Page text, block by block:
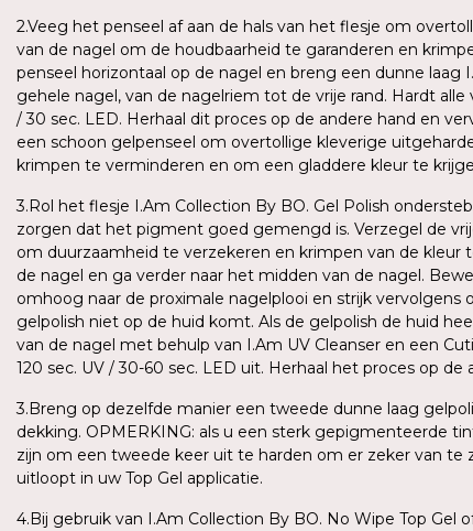
2.Veeg het penseel af aan de hals van het flesje om
van de nagel om de houdbaarheid te garanderen en
penseel horizontaal op de nagel en breng een dunne laag
gehele nagel, van de nagelriem tot de vrije rand. Hardt
/ 30 sec. LED. Herhaal dit proces op de andere hand en
een schoon gelpenseel om overtollige kleverige
krimpen te verminderen en om een gladdere kleur te
3.Rol het flesje I.Am Collection By BO. Gel Polish
zorgen dat het pigment goed gemengd is. Verzegel de
om duurzaamheid te verzekeren en krimpen van de kleur
de nagel en ga verder naar het midden van de nagel.
omhoog naar de proximale nagelplooi en strijk vervolgens
gelpolish niet op de huid komt. Als de gelpolish de huid
van de nagel met behulp van I.Am UV Cleanser en een
120 sec. UV / 30-60 sec. LED uit. Herhaal het proces op de
3.Breng op dezelfde manier een tweede dunne laag
dekking. OPMERKING: als u een sterk gepigmenteerde
zijn om een tweede keer uit te harden om er zeker van te
uitloopt in uw Top Gel applicatie.
4.Bij gebruik van I.Am Collection By BO. No Wipe Top Gel